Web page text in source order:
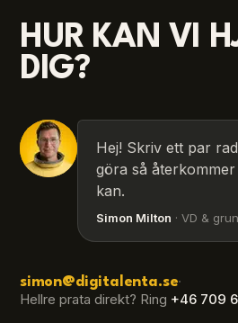
HUR KAN VI
DIG?
Hej! Skriv ett par
göra så
kan.
Simon Milton · VD &
simon@digitalenta.se·
Hellre prata direkt? Ring +46 709